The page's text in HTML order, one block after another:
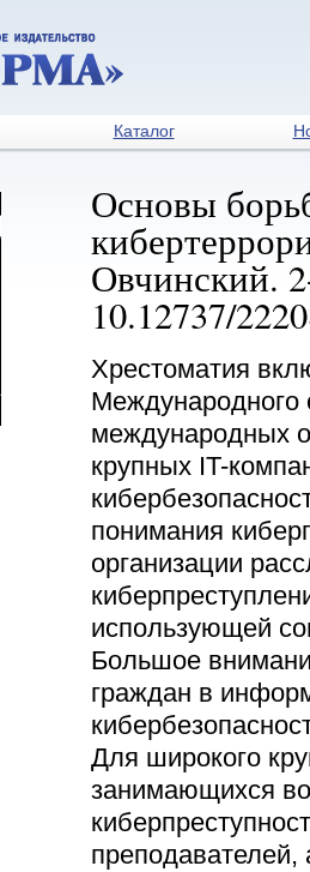
Каталог
Основы
Овчинский.
10.12737/
Хрестоматия
Международного
международных
крупных IT-
понимания
организации
использующей
Большое
граждан в
Для широкого
занимающихся
преподавателей,